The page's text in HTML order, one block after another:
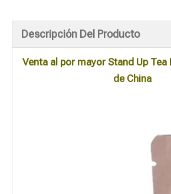
Descripción Del Producto
Venta al por mayor Stand Up Tea
de China